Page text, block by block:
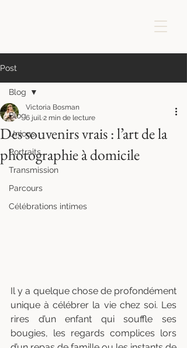
Post
Blog
Unions
Portraits
Transmission
Parcours
Célébrations intimes
Blog
Des souvenirs vrais : l’art de la
photographie à domicile
Victoria Bosman
6 juil.2 min de lecture
Il y a quelque chose de profondément
unique à célébrer la vie chez soi. Les
rires d’un enfant qui souffle ses
bougies, les regards complices lors